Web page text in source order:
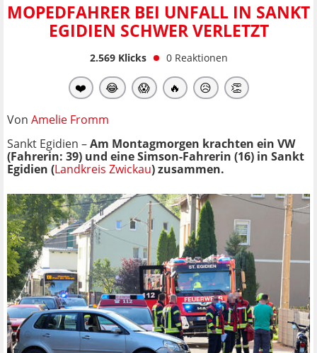
MOPEDFAHRER BEI UNFALL IN SANKT
EGIDIEN SCHWER VERLETZT
2.569Klicks 0 Reaktionen
❤️ 😂 😱 🔥 😥 👏
Von Amelie Fromm
Sankt Egidien –Am Montagmorgen krachten ein VW
(Fahrerin: 39) und eine Simson-Fahrerin (16) in Sankt
Egidien (Landkreis Zwickau) zusammen.